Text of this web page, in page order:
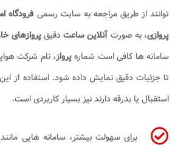
توانند از طریق مراجعه به سایت رسمیفرودگاه
پروازی، به صورت آنلاین ساعتدقیقپروازهای
سامانه ها کافی است شمارهپرواز، نام شرکت
تا جزئیات دقیق نمایش داده شود. استفاده از
استقبال یا بدرقه دارند نیز بسیار کاربردی است.